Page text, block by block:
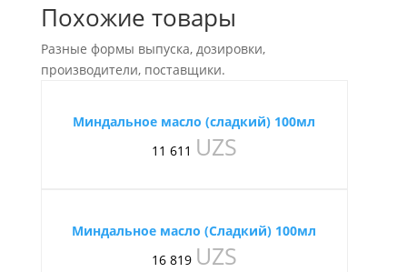
Похожие товары
Разные формы выпуска, дозировки,
производители, поставщики.
Миндальное масло (сладкий) 100мл
11 611 UZS
Миндальное масло (Сладкий) 100мл
16 819 UZS